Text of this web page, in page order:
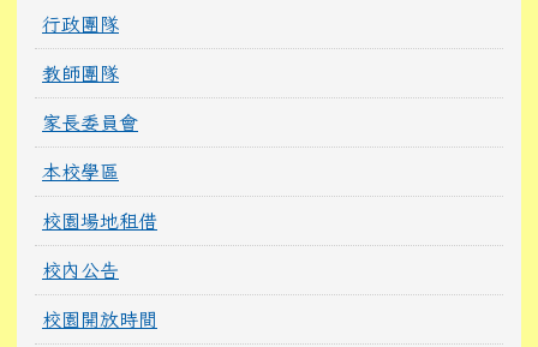
行政團隊
教師團隊
家長委員會
本校學區
校園場地租借
校內公告
校園開放時間